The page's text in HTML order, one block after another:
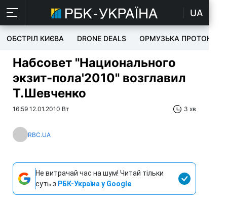
UA
ОБСТРІЛ КИЄВА DRONE DEALS ОРМУЗЬКА ПРОТОКА
Набсовет "Национального
экзит-пола'2010" возглавил
Т.Шевченко
16:59 12.01.2010 Вт 3 хв
RBC.UA
Не витрачай час на шум! Читай тільки
суть з РБК-Україна у Google